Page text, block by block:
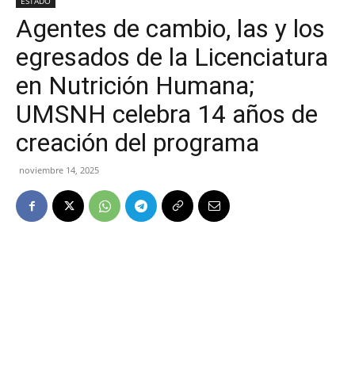
Agentes de cambio, las y los
egresados de la Licenciatura
en Nutrición Humana;
UMSNH celebra 14 años de
creación del programa
noviembre 14, 2025